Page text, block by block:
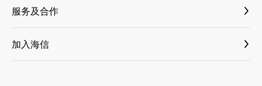
科技创新
集团介绍
小家电
家电
ASKO
乾照光电
海信信芯微
海信网络能源
服务及合作
商业合作
增值服务
加入海信
社会招聘